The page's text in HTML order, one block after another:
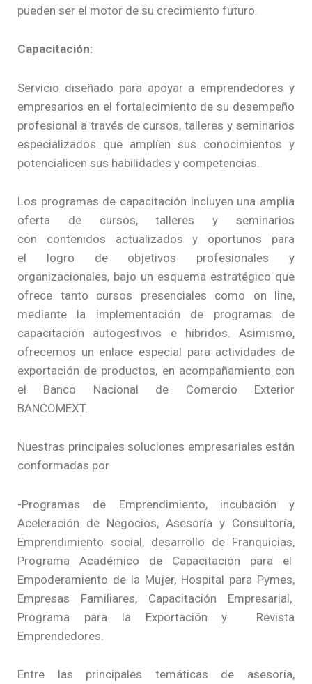
pueden ser el motor de su crecimiento futuro.
Capacitación:
Servicio diseñado para apoyar a emprendedores y
empresarios en el fortalecimiento de su desempeño
profesional a través de cursos, talleres y seminarios
especializados que amplíen sus conocimientos y
potencialicen sus habilidades y competencias.
Los programas de capacitación incluyen una amplia
oferta de cursos, talleres y seminarios
con contenidos actualizados y oportunos para
el logro de objetivos profesionales y
organizacionales, bajo un esquema estratégico que
ofrece tanto cursos presenciales como on line,
mediante la implementación de programas de
capacitación autogestivos e híbridos. Asimismo,
ofrecemos un enlace especial para actividades de
exportación de productos, en acompañamiento con
el Banco Nacional de Comercio Exterior
BANCOMEXT.
Nuestras principales soluciones empresariales están
conformadas por
-Programas de Emprendimiento, incubación y
Aceleración de Negocios, Asesoría y Consultoría,
Emprendimiento social, desarrollo de Franquicias,
Programa Académico de Capacitación para el
Empoderamiento de la Mujer, Hospital para Pymes,
Empresas Familiares, Capacitación Empresarial,
Programa para la Exportación y Revista
Emprendedores.
Entre las principales temáticas de asesoría,